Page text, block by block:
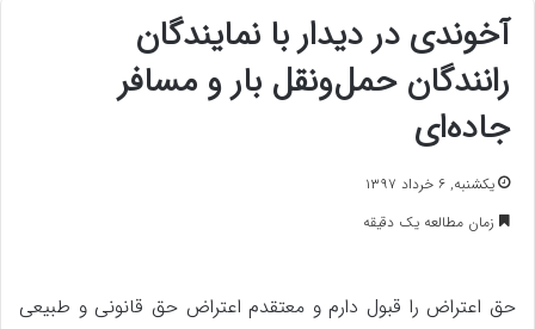
آخوندی در دیدار با نمایندگان
رانندگان حمل‌ونقل بار و مسافر
جاده‌ای
یکشنبه, ۶ خرداد ۱۳۹۷
زمان مطالعه یک دقیقه
حق اعتراض را قبول دارم و معتقدم اعتراض حق قانونی و طبیعی